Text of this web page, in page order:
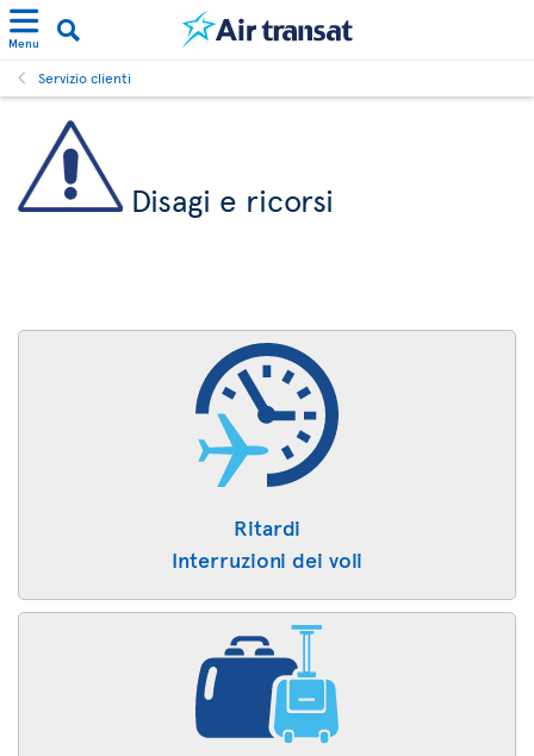
Menu
Servizio clienti
Disagi e ricorsi
Ritardi
Interruzioni dei voli